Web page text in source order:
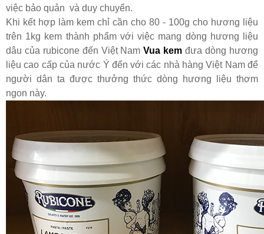
việc bảo quản và duy chuyển.
Khi kết hợp làm kem chỉ cần cho 80 - 100g cho hương liệu
trên 1kg kem thành phẩm với việc mang dòng hương liệu
dâu của rubicone đến Việt NamVua kem đưa dòng hương
liệu cao cấp của nước Ý đến với các nhà hàng Việt Nam để
người dân ta được thưởng thức dòng hương liệu thơm
ngon này.